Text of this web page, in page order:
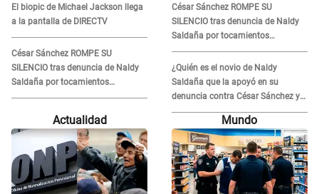
pareja
El biopic de Michael Jackson llega
a la pantalla de DIRECTV
César Sánchez ROMPE SU
SILENCIO tras denuncia de Naldy
Saldaña por tocamientos
indebidos: "Pido respetar la
pareja
César Sánchez ROMPE SU
SILENCIO tras denuncia de Naldy
Saldaña por tocamientos
indebidos: "Pido respetar la
presunción de inocencia"
¿Quién es el novio de Naldy
Saldaña que la apoyó en su
denuncia contra César Sánchez y
confrontó al dueño de 'La Bella
Actualidad Mundo